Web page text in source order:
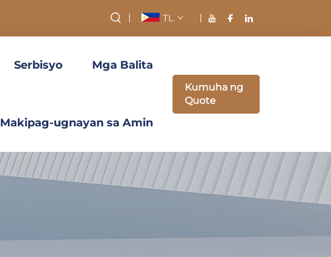
TL
Serbisyo Mga Balita
Makipag-ugnayan sa Amin
Kumuha ng
Quote